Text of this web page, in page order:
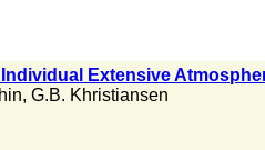
Extensive
, G.B. Khristiansen